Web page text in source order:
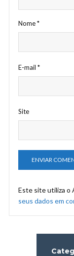
Nome*
E-mail *
Site
Este site utiliza o
seus dados em